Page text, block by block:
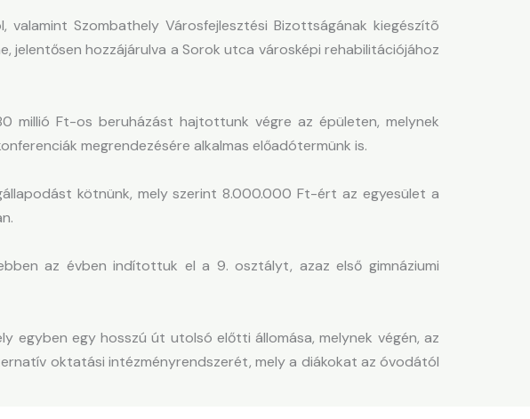
Szombathely Városfejlesztési Bizottságának kiegészítõ
hozzájárulva a Sorok utca városképi rehabilitációjához
millió Ft-os beruházást hajtottunk végre az épületen, melynek
megrendezésére alkalmas előadótermünk is.
kötnünk, mely szerint 8.000.000 Ft-ért az egyesület a
az évben indítottuk el a 9. osztályt, azaz első gimnáziumi
egyben egy hosszú út utolsó előtti állomása, melynek végén, az
oktatási intézményrendszerét, mely a diákokat az óvodától